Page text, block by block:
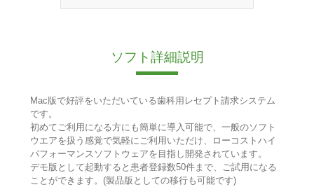
ソフト詳細説明
Mac版で好評をいただいている歯科用レセプト請求システム
です。
初めてご利用になる方にも簡単に導入可能で、一般のソフト
ウエアを扱う感覚で気軽にご利用いただけ、ローコストハイ
パフォーマンスソフトウェアを目指し開発されています。
デモ版として起動すると患者登録数50件まで、ご試用になる
ことができます。(製品版としての移行も可能です)